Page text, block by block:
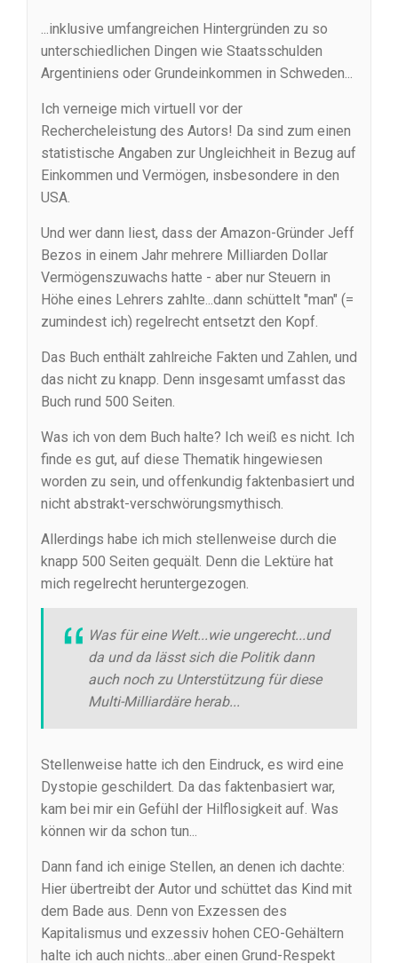
...inklusive umfangreichen Hintergründen zu so
unterschiedlichen Dingen wie Staatsschulden
Argentiniens oder Grundeinkommen in Schweden...
Ich verneige mich virtuell vor der
Rechercheleistung des Autors! Da sind zum einen
statistische Angaben zur Ungleichheit in Bezug auf
Einkommen und Vermögen, insbesondere in den
USA.
Und wer dann liest, dass der Amazon-Gründer Jeff
Bezos in einem Jahr mehrere Milliarden Dollar
Vermögenszuwachs hatte - aber nur Steuern in
Höhe eines Lehrers zahlte...dann schüttelt "man" (=
zumindest ich) regelrecht entsetzt den Kopf.
Das Buch enthält zahlreiche Fakten und Zahlen, und
das nicht zu knapp. Denn insgesamt umfasst das
Buch rund 500 Seiten.
Was ich von dem Buch halte? Ich weiß es nicht. Ich
finde es gut, auf diese Thematik hingewiesen
worden zu sein, und offenkundig faktenbasiert und
nicht abstrakt-verschwörungsmythisch.
Allerdings habe ich mich stellenweise durch die
knapp 500 Seiten gequält. Denn die Lektüre hat
mich regelrecht heruntergezogen.
Was für eine Welt...wie ungerecht...und
da und da lässt sich die Politik dann
auch noch zu Unterstützung für diese
Multi-Milliardäre herab...
Stellenweise hatte ich den Eindruck, es wird eine
Dystopie geschildert. Da das faktenbasiert war,
kam bei mir ein Gefühl der Hilflosigkeit auf. Was
können wir da schon tun...
Dann fand ich einige Stellen, an denen ich dachte:
Hier übertreibt der Autor und schüttet das Kind mit
dem Bade aus. Denn von Exzessen des
Kapitalismus und exzessiv hohen CEO-Gehältern
halte ich auch nichts...aber einen Grund-Respekt